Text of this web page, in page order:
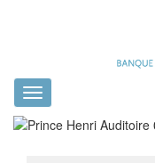
Toggle
navigation